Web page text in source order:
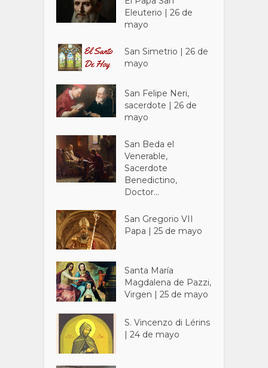
Eleuterio | 26 de
mayo
San Simetrio | 26 de
mayo
San Felipe Neri,
sacerdote | 26 de
mayo
San Beda el
Venerable,
Sacerdote
Benedictino,
Doctor...
San Gregorio VII
Papa | 25 de mayo
Santa María
Magdalena de Pazzi,
Virgen | 25 de mayo
S. Vincenzo di Lérins
| 24 de mayo